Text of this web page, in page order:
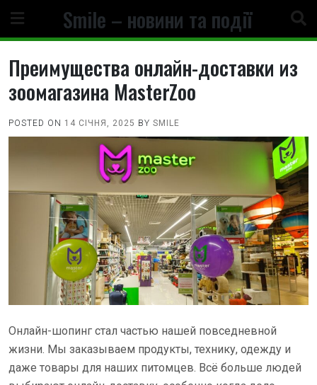
content
Smile – новини та події
Преимущества онлайн-доставки из
зоомагазина MasterZoo
POSTED ON 14 СІЧНЯ, 2025 BY SMILE
Онлайн-шопинг стал частью нашей повседневной
жизни. Мы заказываем продукты, технику, одежду и
даже товары для наших питомцев. Всё больше людей